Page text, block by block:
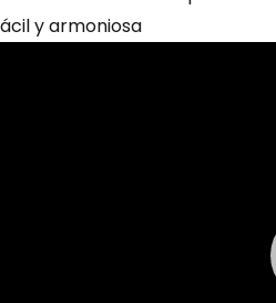
y armoniosa